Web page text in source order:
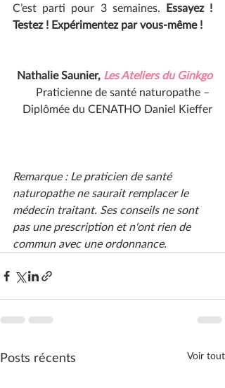
C’est parti pour 3 semaines. Essayez !
Testez ! Expérimentez par vous-même !
Nathalie Saunier, Les Ateliers du Ginkgo
Praticienne de santé naturopathe –
Diplômée du CENATHO Daniel Kieffer
Remarque : Le praticien de santé
naturopathe ne saurait remplacer le
médecin traitant. Ses conseils ne sont
pas une prescription et n'ont rien de
commun avec une ordonnance.
Posts récents Voir tout